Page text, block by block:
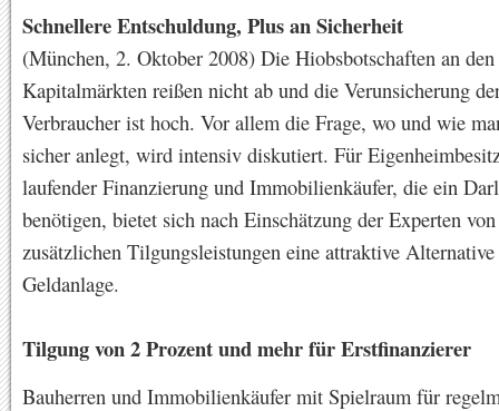
Schnellere Entschuldung, Plus an Sicherheit
(München, 2. Oktober 2008) Die Hiobsbotschaften an den
Kapitalmärkten reißen nicht ab und die Verunsicherung
Verbraucher ist hoch. Vor allem die Frage, wo und wie
sicher anlegt, wird intensiv diskutiert. Für
laufender Finanzierung und Immobilienkäufer, die ein
benötigen, bietet sich nach Einschätzung der Experten
zusätzlichen Tilgungsleistungen eine attraktive
Geldanlage.
Tilgung von 2 Prozent und mehr für Erstfinanzierer
Bauherren und Immobilienkäufer mit Spielraum für